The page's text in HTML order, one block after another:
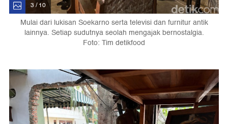
3 / 10
Mulai dari lukisan Soekarno serta televisi dan furnitur antik
lainnya. Setiap sudutnya seolah mengajak bernostalgia.
Foto: Tim detikfood